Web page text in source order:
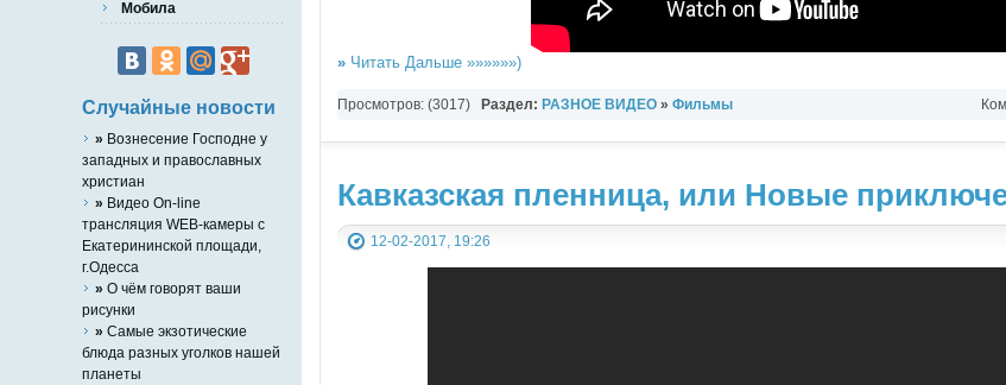
»Читать Дальше »»»»»»)
Просмотров: (3017) Раздел: РАЗНОЕ ВИДЕО» Фильмы
Кавказская пленница, или Новые
12-02-2017, 19:26
Мобила
Случайные новости
» Вознесение Господне у
западных и православных
христиан
» Видео On-line
трансляция WEB-камеры с
Екатерининской площади,
г.Одесса
» О чём говорят ваши
рисунки
» Самые экзотические
блюда разных уголков нашей
планеты